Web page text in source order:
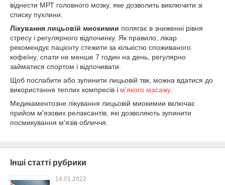
віднести МРТ головного мозку, яке дозволить виключити зі
списку пухлини.
Лікування лицьовій миокимии полягає в зниженні рівня
стресу і регулярного відпочинку. Як правило, лікар
рекомендує пацієнту стежити за кількістю споживаного
кофеїну, спати не менше 7 годин на день, регулярно
займатися спортом і відпочивати.
Щоб послабити або зупинити лицьовій твк, можна вдатися до
використання теплих компресів і м'якого масажу.
Медикаментозне лікування лицьовій миокимии включає
прийом м'язових релаксантів, які дозволяють зупинити
посмикування м'язів обличчя.
Інші статті рубрики
14.01.2022